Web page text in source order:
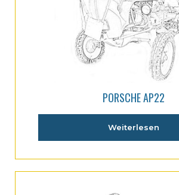
PORSCHE AP22
Weiterlesen